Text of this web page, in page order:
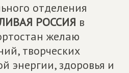
отделения
РОССИЯ в
желаю
творческих
энергии, здоровья и